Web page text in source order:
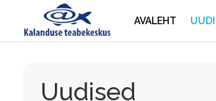
AVALEHT
Uudised